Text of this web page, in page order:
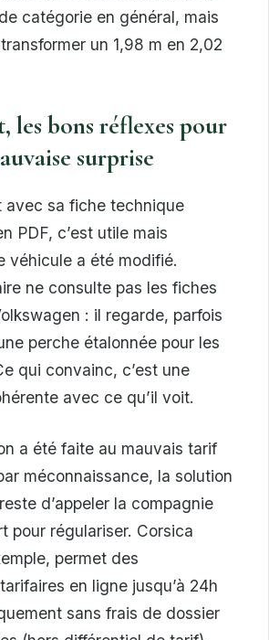
catégorie en général, mais
un 1,98 m en 2,02
les bons réflexes pour
surprise
avec sa fiche technique
PDF, c’est utile mais
véhicule a été modifié.
ne consulte pas les fiches
: il regarde, parfois
perche étalonnée pour les
qui convainc, c’est une
avec ce qu’il voit.
a été faite au mauvais tarif
méconnaissance, la solution
d’appeler la compagnie
pour régulariser. Corsica
permet des
en ligne jusqu’à 24h
sans frais de dossier